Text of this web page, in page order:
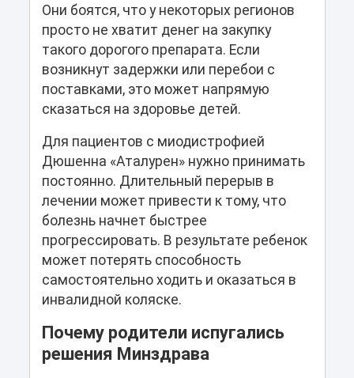
Они боятся, что у некоторых регионов
просто не хватит денег на закупку
такого дорогого препарата. Если
возникнут задержки или перебои с
поставками, это может напрямую
сказаться на здоровье детей.
Для пациентов с миодистрофией
Дюшенна «Аталурен» нужно принимать
постоянно. Длительный перерыв в
лечении может привести к тому, что
болезнь начнет быстрее
прогрессировать. В результате ребенок
может потерять способность
самостоятельно ходить и оказаться в
инвалидной коляске.
Почему родители испугались
решения Минздрава